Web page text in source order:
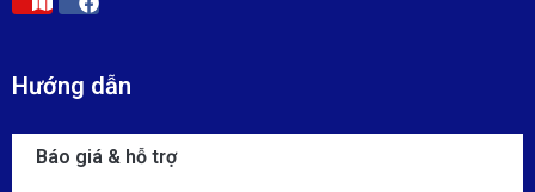
Hướng dẫn
Báo giá & hỗ trợ